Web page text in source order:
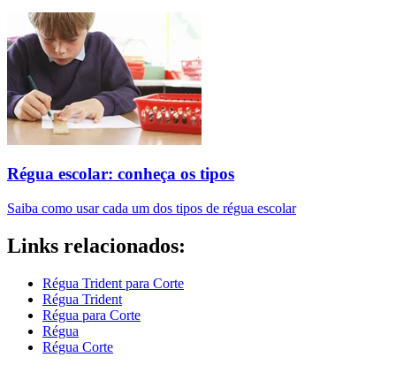
Régua escolar: conheça os tipos
Saiba como usar cada um dos tipos de régua escolar
Links relacionados:
Régua Trident para Corte
Régua Trident
Régua para Corte
Régua
Régua Corte